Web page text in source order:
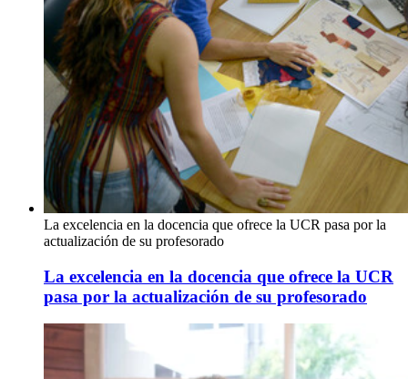
La excelencia en la docencia que ofrece la UCR pasa por la
actualización de su profesorado
La excelencia en la docencia que ofrece la UCR
pasa por la actualización de su profesorado